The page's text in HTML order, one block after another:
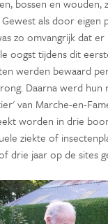
bossen en
Gewest als door
zo omvangrijk dat
oogst tijdens dit
werden bewaard
Daarna werd
van Marche-en-
worden in drie
ziekte of
drie jaar op de sites